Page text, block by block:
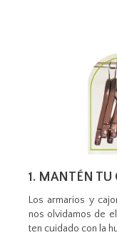
1. MANTÉN TU
Los armarios y
nos olvidamos de
ten cuidado con la